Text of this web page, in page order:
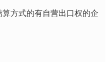
方式的有自营出口权的企